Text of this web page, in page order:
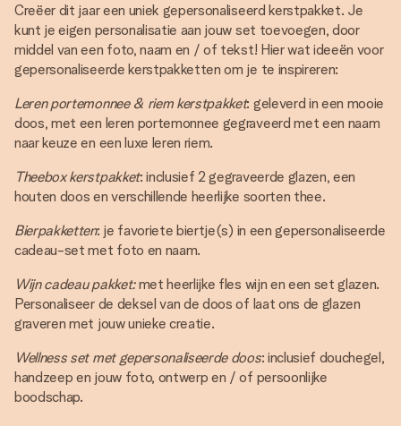
Creëer dit jaar een uniek gepersonaliseerd kerstpakket. Je
kunt je eigen personalisatie aan jouw set toevoegen, door
middel van een foto, naam en / of tekst! Hier wat ideeën voor
gepersonaliseerde kerstpakketten om je te inspireren:
Leren portemonnee & riem kerstpakket: geleverd in een mooie
doos, met een leren portemonnee gegraveerd met een naam
naar keuze en een luxe leren riem.
Theebox kerstpakket: inclusief 2 gegraveerde glazen, een
houten doos en verschillende heerlijke soorten thee.
Bierpakketten: je favoriete biertje(s) in een gepersonaliseerde
cadeau-set met foto en naam.
Wijn cadeau pakket:met heerlijke fles wijn en een set glazen.
Personaliseer de deksel van de doos of laat ons de glazen
graveren met jouw unieke creatie.
Wellness set met gepersonaliseerde doos: inclusief douchegel,
handzeep en jouw foto, ontwerp en / of persoonlijke
boodschap.